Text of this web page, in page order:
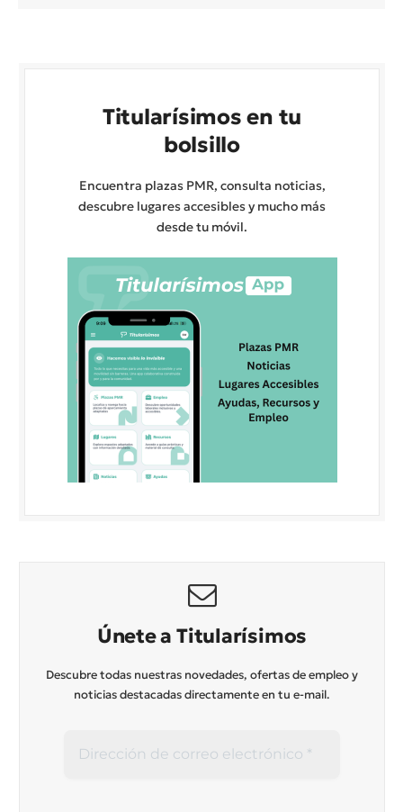
Titularísimos en tu
bolsillo
Encuentra plazas PMR, consulta noticias,
descubre lugares accesibles y mucho más
desde tu móvil.
Únete a Titularísimos
Descubre todas nuestras novedades, ofertas de empleo y
noticias destacadas directamente en tu e-mail.